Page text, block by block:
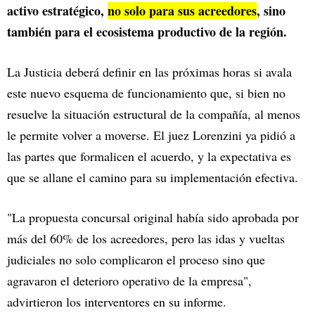
activo estratégico, no solo para sus acreedores, sino
también para el ecosistema productivo de la región.
La Justicia deberá definir en las próximas horas si avala
este nuevo esquema de funcionamiento que, si bien no
resuelve la situación estructural de la compañía, al menos
le permite volver a moverse. El juez Lorenzini ya pidió a
las partes que formalicen el acuerdo, y la expectativa es
que se allane el camino para su implementación efectiva.
"La propuesta concursal original había sido aprobada por
más del 60% de los acreedores, pero las idas y vueltas
judiciales no solo complicaron el proceso sino que
agravaron el deterioro operativo de la empresa",
advirtieron los interventores en su informe.